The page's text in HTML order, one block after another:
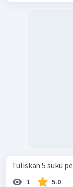
1 5.0